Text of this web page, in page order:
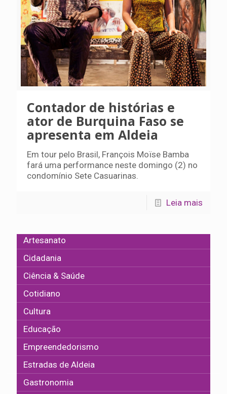
Contador de histórias e
ator de Burquina Faso se
apresenta em Aldeia
Em tour pelo Brasil, François Moïse Bamba
fará uma performance neste domingo (2) no
condomínio Sete Casuarinas.
Leia mais
Artesanato
Cidadania
Ciência & Saúde
Cotidiano
Cultura
Educação
Empreendedorismo
Estradas de Aldeia
Gastronomia